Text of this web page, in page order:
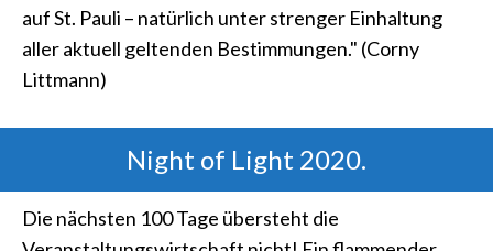
auf St. Pauli – natürlich unter strenger Einhaltung
aller aktuell geltenden Bestimmungen." (Corny
Littmann)
Night of Light 2020.
Die nächsten 100 Tage übersteht die